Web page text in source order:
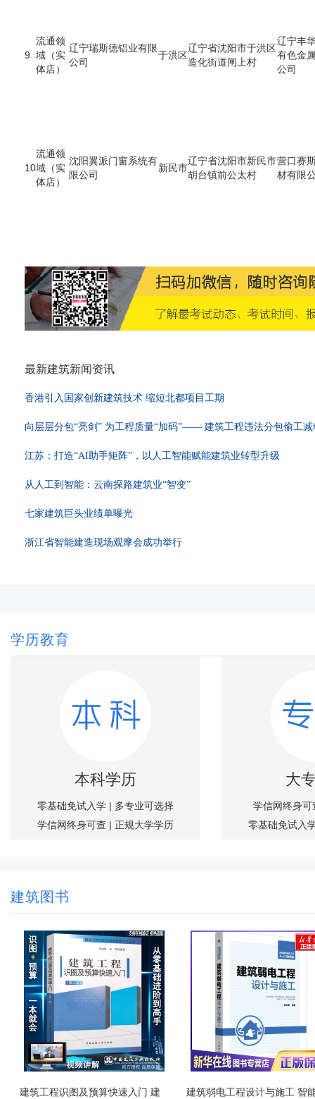
9
流通领
域（实
体店）
辽宁瑞斯德铝业有限
公司
于洪区
辽宁省沈阳市于洪区
造化街道闸上村
辽宁丰
有色金
公司
10
流通领
域（实
体店）
沈阳翼派门窗系统有
限公司
新民市
辽宁省沈阳市新民市
胡台镇前公太村
营口赛
材有限
最新建筑新闻资讯
香港引入国家创新建筑技术 缩短北都项目工期
向层层分包“亮剑” 为工程质量“加码”—— 建筑工程违法分包偷工
江苏：打造“AI助手矩阵”，以人工智能赋能建筑业转型升级
从人工到智能：云南探路建筑业“智变”
七家建筑巨头业绩单曝光
浙江省智能建造现场观摩会成功举行
学历教育
本科学历
零基础免试入学 | 多专业可选择
学信网终身可查 | 正规大学学历
大
学信网终身
零基础免试入
建筑图书
建筑工程识图及预算快速入门 建 建筑弱电工程设计与施工 智